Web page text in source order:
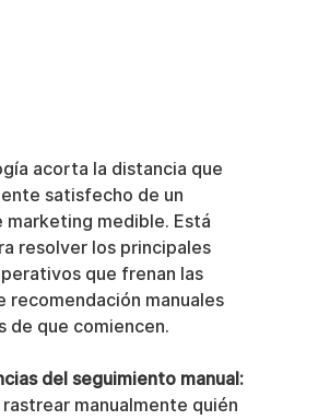
acorta la distancia que
satisfecho de un
marketing medible. Está
resolver los principales
que frenan las
recomendación manuales
de que comiencen.
del seguimiento manual:
rastrear manualmente quién